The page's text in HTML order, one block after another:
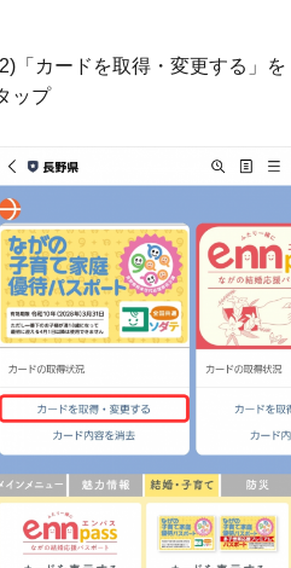
「カードを取得・変更する」を
ップ